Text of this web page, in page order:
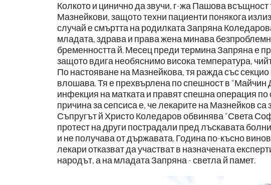
Колкото и цинично да звучи, г-жа Пашова всъщност
Мазнейкови, защото техни пациенти понякога
случай е смъртта на родилката Запряна
младата, здрава и права жена минава
бременността й. Месец преди термина Запряна е
защото вдига необяснимо висока температура,
По настояване на Мазнейкова, тя ражда със
влошава. Тя е прехвърлена по спешност в “Майчин
инфекция на матката и правят спешна операция
причина за сепсиса е, че лекарите на Мазнейков
Съпругът й Христо Коледаров обвинява “Света
протест на други пострадали пред лъскавата
и не получава от държавата. Година по-късно
лекари отказват да участват в назначената
народът, а на младата Запряна - светла й памет.